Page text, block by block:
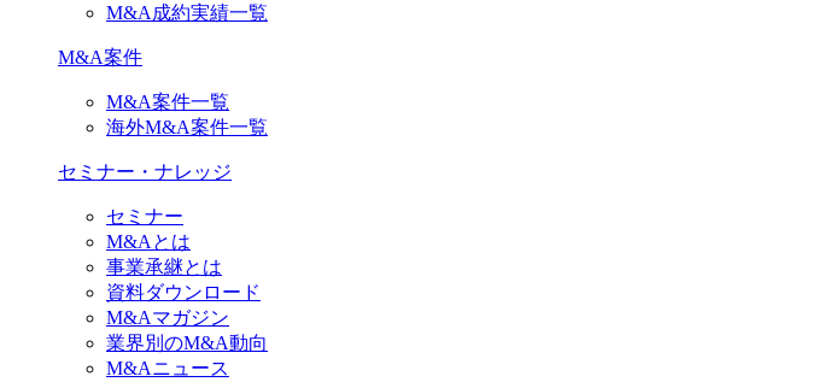
M&A成約実績一覧
M&A案件
M&A案件一覧
海外M&A案件一覧
セミナー・ナレッジ
セミナー
M&Aとは
事業承継とは
資料ダウンロード
M&Aマガジン
業界別のM&A動向
M&Aニュース